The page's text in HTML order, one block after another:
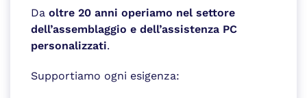
Da oltre 20 anni operiamo nel settore
dell’assemblaggio e dell’assistenza PC
personalizzati.
Supportiamo ogni esigenza: